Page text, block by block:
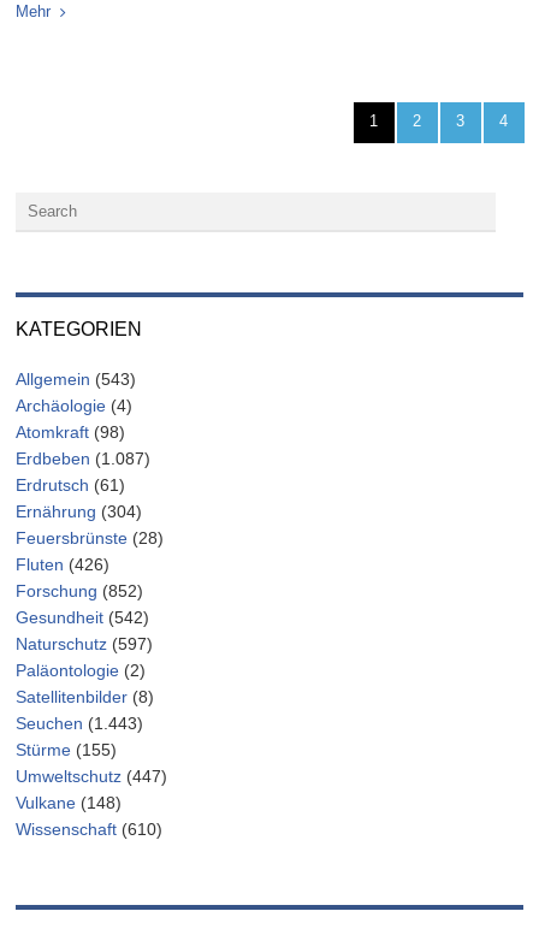
Mehr
1 2 3 4
KATEGORIEN
Allgemein (543)
Archäologie (4)
Atomkraft (98)
Erdbeben (1.087)
Erdrutsch (61)
Ernährung (304)
Feuersbrünste (28)
Fluten (426)
Forschung (852)
Gesundheit (542)
Naturschutz (597)
Paläontologie (2)
Satellitenbilder (8)
Seuchen (1.443)
Stürme (155)
Umweltschutz (447)
Vulkane (148)
Wissenschaft (610)